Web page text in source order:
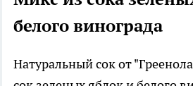
белого винограда
Натуральный сок от